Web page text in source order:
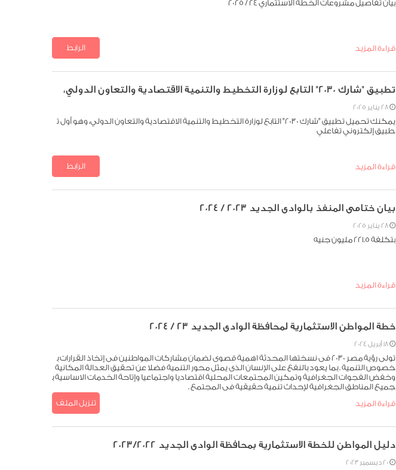
بيان تفاصيل مشروعات الخطة الاستثماري 24 / 2025
قراءة المزيد تنزيل الملف
الرابط
تطبيق "شارك 2030" التابع لوزارة التخطيط والتنمية الاقتصادية والتعاون الدولي،
يمكنك تحميل تطبيق "شارك 2030" التابع لوزارة التخطيط والتنمية الاقتصادية والتعاون الدولي، وهو أول ت
طبيق إلكتروني تفاعلي
قراءة المزيد تنزيل الملف
الرابط
بيان ختامى المنفذ بالوادى الجديد 2023 / 2024
بتكلفة ٢٢١.٥ مليون جنيه
قراءة المزيد
خطة المواطن الاستثمارية لمحافظة الوادى الجديد 23 / 2024
تولى رؤية مصر 2030 فى نسختها المحدثة اهمية قصوى لضمان مشاركات المواطنين فى إتخاذ القرارات ب
خصوص التنمية . بما يعود بالنفع على الإنسان الذى يمثل محور التنمية فضلا عن تحقيق العدالة المكانية
وخفض الفجوات الجغرافية وتمكين المجتمعات المحلية اقتصاديا واجتماعيا وإتاحة الخدمات الاساسية ب
جميع المناطق الجغرافية لإحداث تنمية حقيقية فى المجتمع .
قراءة المزيد
تنزيل الملف
دليل المواطن للخطة الاستثمارية بمحافظة الوادى الجديد 2023/2022